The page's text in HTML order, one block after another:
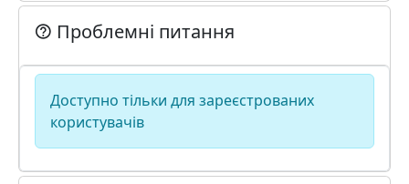
Проблемні питання
Доступно тільки для зареєстрованих
користувачів